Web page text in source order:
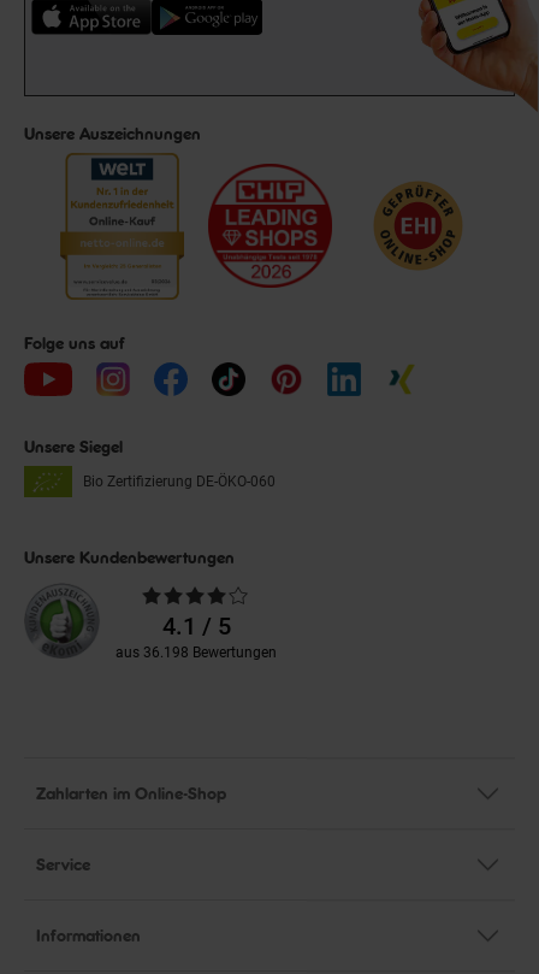
Unsere Auszeichnungen
Folge uns auf
Unsere Siegel
Bio Zertifizierung DE-ÖKO-060
Unsere Kundenbewertungen
Durchschnittliche
Bewertungen4.1 / 5
aus 36.198 Bewertungen
Zahlarten im Online-Shop
Service
Informationen